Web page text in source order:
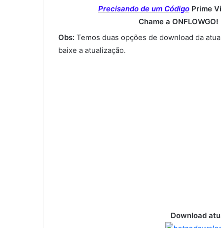
Precisando de um Código Prime
Chame a
Obs: Temos duas opções de download da
baixe a atualização.
Download